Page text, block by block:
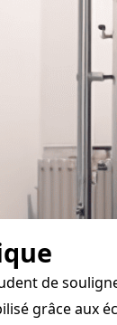
de
grâce aux